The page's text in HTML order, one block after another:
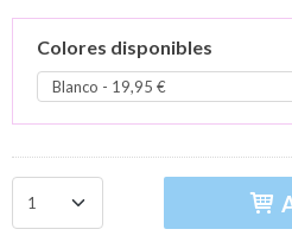
Colores disponibles